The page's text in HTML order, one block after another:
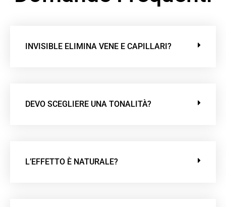
INVISIBLE ELIMINA VENE E CAPILLARI?
DEVO SCEGLIERE UNA TONALITÀ?
L’EFFETTO È NATURALE?